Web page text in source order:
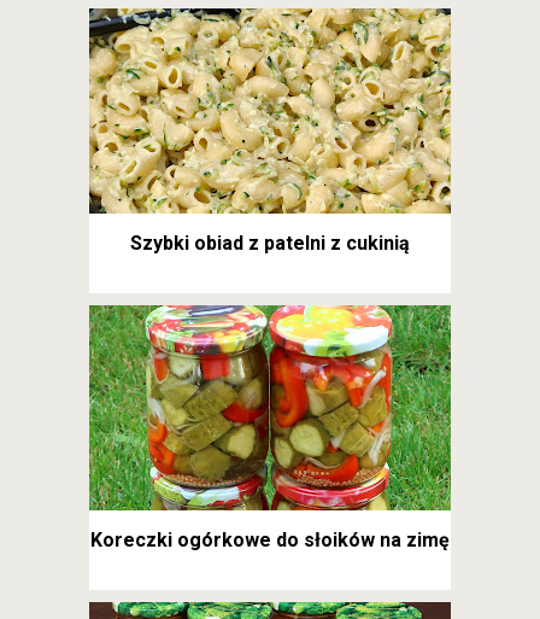
Szybki obiad z patelni z cukinią
Koreczki ogórkowe do słoików na zimę